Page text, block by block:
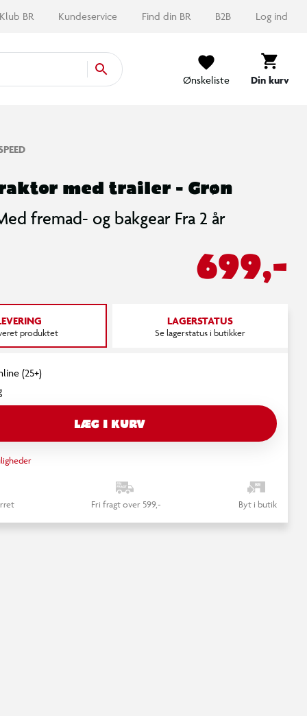
Klub BR Kundeservice Find din BR B2B Log ind
Ønskeliste Din kurv
med trailer - Grøn
fremad- og bakgear Fra 2 år
699,-
produktet
LAGERSTATUS
Se lagerstatus i butikker
(25+)
LÆG I KURV
Fri fragt over 599,- Byt i butik